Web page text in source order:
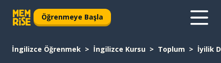
Öğrenmeye Başla
İngilizce Öğrenmek İngilizce Kursu Toplum İyilik